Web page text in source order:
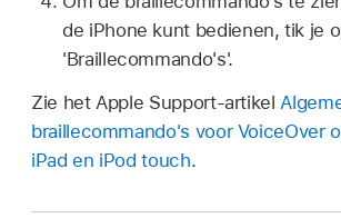
de iPhone kunt bedienen, tik je
'Braillecommando's'.
Zie het Apple Support-artikel
braillecommando's voor VoiceOver
iPad en iPod touch.